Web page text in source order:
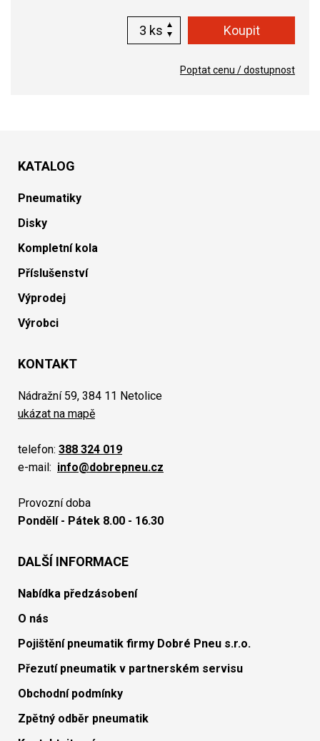
ks
Poptat cenu / dostupnost
KATALOG
Pneumatiky
Disky
Kompletní kola
Příslušenství
Výprodej
Výrobci
KONTAKT
Nádražní 59, 384 11 Netolice
ukázat na mapě
telefon: 388 324 019
e-mail: info@dobrepneu.cz
Provozní doba
Pondělí - Pátek 8.00 - 16.30
DALŠÍ INFORMACE
Nabídka předzásobení
O nás
Pojištění pneumatik firmy Dobré Pneu s.r.o.
Přezutí pneumatik v partnerském servisu
Obchodní podmínky
Zpětný odběr pneumatik